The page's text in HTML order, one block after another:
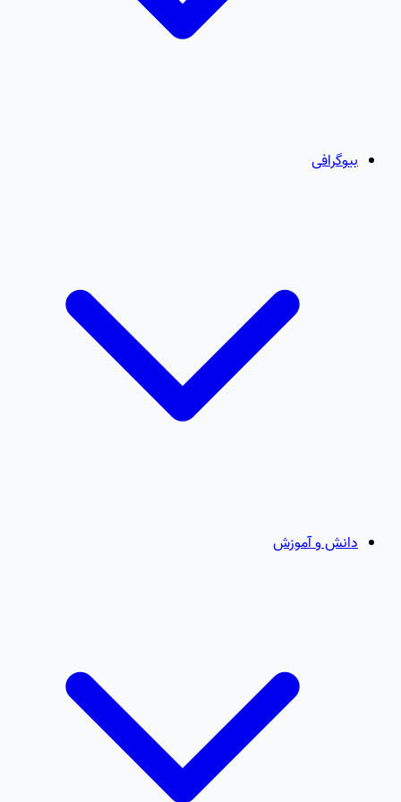
بیوگرافی
دانش و آموزش